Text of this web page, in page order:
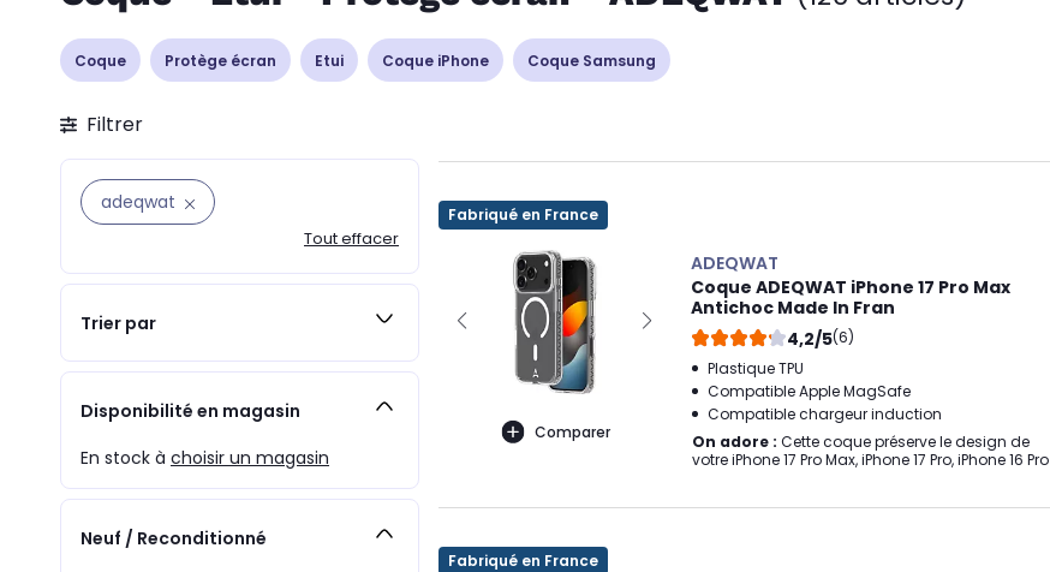
Coque Protège écran Etui Coque iPhone Coque Samsung
Filtrer
adeqwat
Tout effacer
Trier par
Disponibilité en magasin
En stock à choisir un magasin
Neuf / Reconditionné
Fabriqué en France
Comparer
ADEQWAT
Coque ADEQWAT iPhone 17 Pro Max
Antichoc Made In Fran
4,2/5(6)
Plastique TPU
Compatible Apple MagSafe
Compatible chargeur induction
On adore : Cette coque préserve le design de
votre iPhone 17 Pro Max, iPhone 17 Pro, iPhone 16 Pro
Fabriqué en France